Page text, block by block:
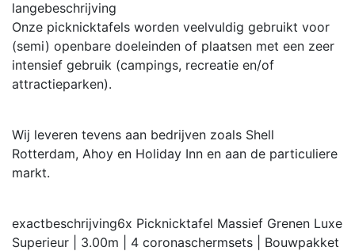
langebeschrijving
Onze picknicktafels worden veelvuldig gebruikt voor
(semi) openbare doeleinden of plaatsen met een zeer
intensief gebruik (campings, recreatie en/of
attractieparken).
Wij leveren tevens aan bedrijven zoals Shell
Rotterdam, Ahoy en Holiday Inn en aan de particuliere
markt.
exactbeschrijving6x Picknicktafel Massief Grenen Luxe
Superieur | 3.00m | 4 coronaschermsets | Bouwpakket